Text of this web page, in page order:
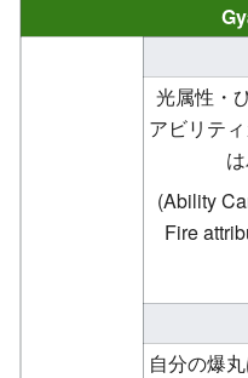
光属性・
アビリテ
(Ability
Fire
自分の爆